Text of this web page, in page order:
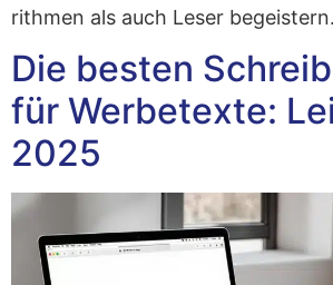
rith­men als auch Leser
Die besten
für Werbetexte:
2025